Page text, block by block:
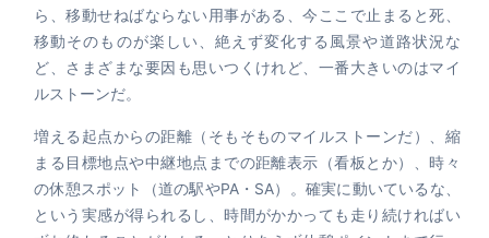
ら、移動せねばならない用事がある、今ここで止まると死、
移動そのものが楽しい、絶えず変化する風景や道路状況な
ど、さまざまな要因も思いつくけれど、一番大きいのはマイ
ルストーンだ。
増える起点からの距離（そもそものマイルストーンだ）、縮
まる目標地点や中継地点までの距離表示（看板とか）、時々
の休憩スポット（道の駅やPA・SA）。確実に動いているな、
という実感が得られるし、時間がかかっても走り続ければい